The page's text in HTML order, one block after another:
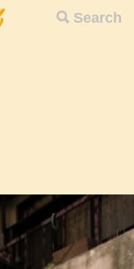
Search